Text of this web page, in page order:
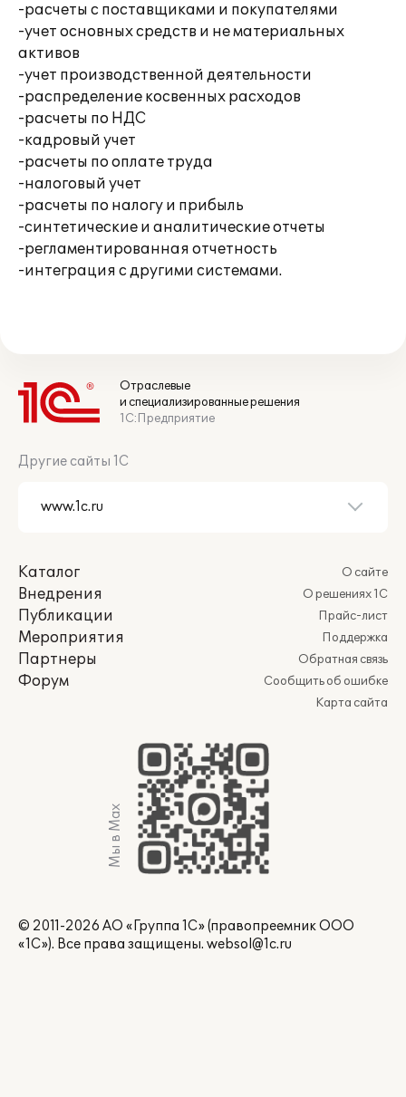
-расчеты с поставщиками и покупателями
-учет основных средств и не материальных
активов
-учет производственной деятельности
-распределение косвенных расходов
-расчеты по НДС
-кадровый учет
-расчеты по оплате труда
-налоговый учет
-расчеты по налогу и прибыль
-синтетические и аналитические отчеты
-регламентированная отчетность
-интеграция с другими системами.
Отраслевые
и специализированные решения
1С:Предприятие
Другие сайты 1С
Каталог
Внедрения
Публикации
Мероприятия
Партнеры
Форум
О сайте
О решениях 1С
Прайс-лист
Поддержка
Обратная связь
Сообщить об ошибке
Карта сайта
Мы в Max
© 2011-2026 АО «Группа 1С» (правопреемник ООО
«1С»). Все права защищены. websol@1c.ru